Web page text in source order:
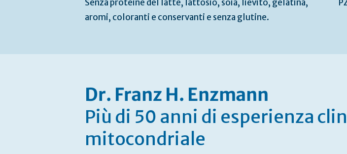
Senza proteine del latte, lattosio, soia, lievito, gelatina,
aromi, coloranti e conservanti e senza glutine.
Dr. Franz H. Enzmann
Più di 50 anni di esperienza
mitocondriale